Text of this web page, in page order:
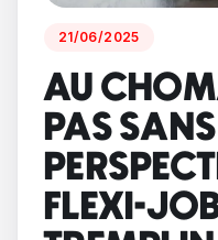
21/06/2025
AU
PAS SANS
FLEXI-